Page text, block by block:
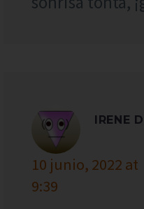
IRENE
10 junio, 2022 at
9:39